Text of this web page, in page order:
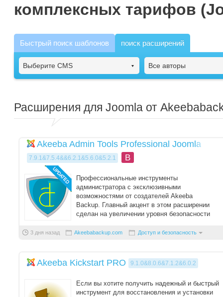
комплексных тарифов
Быстрый поиск шаблонов поиск расширений
Выберите CMS Все авторы
Расширения для Joomla от
Akeeba Admin Tools Professional Joomla
7.9.1&7.5.4&&6.2.1&5.6.0&5.2.1 B
Профессиональные инструменты
администратора с эксклюзивными
возможностями от создателей Akeeba
Backup. Главный акцент в этом расширении
сделан на увеличении уровня безопасности
3 дня назад Akeebabackup.com Доступ и безопасность
Akeeba Kickstart PRO 9.1.0&8.0.6&7.1.2&6.0.2
Если вы хотите получить надежный и быстрый
инструмент для восстановления и установки